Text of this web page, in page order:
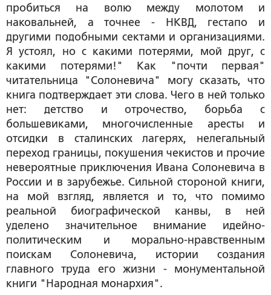
пробиться на волю между молотом и
наковальней, а точнее - НКВД, гестапо и
другими подобными сектами и организациями.
Я устоял, но с какими потерями, мой друг, с
какими потерями!" Как "почти первая"
читательница "Солоневича" могу сказать, что
книга подтверждает эти слова. Чего в ней только
нет: детство и отрочество, борьба с
большевиками, многочисленные аресты и
отсидки в сталинских лагерях, нелегальный
переход границы, покушения чекистов и прочие
невероятные приключения Ивана Солоневича в
России и в зарубежье. Сильной стороной книги,
на мой взгляд, является и то, что помимо
реальной биографической канвы, в ней
уделено значительное внимание идейно-
политическим и морально-нравственным
поискам Солоневича, истории создания
главного труда его жизни - монументальной
книги "Народная монархия".